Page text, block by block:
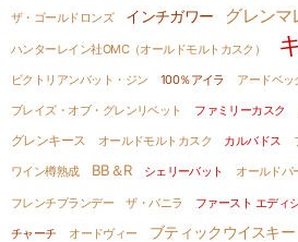
ザ・ゴールドロンズ
インチガワー グレンマ
ハンターレイン社OMC（オールドモルトカスク）
ビクトリアンバット・ジン 100％アイラ
アードベッ
ブレイズ・オブ・グレンリベット
ファミリーカスク
グレンキース オールドモルトカスク カルバドス
ワイン樽熟成
BB＆R シェリーバット オールドパ
フレンチブランデー ザ・バニラ ファースト エディ
チャーチ オードヴィー ブティックウイスキー